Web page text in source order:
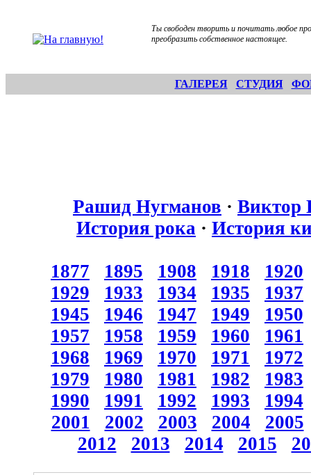
Ты свободен творить и почитать любое
преобразить собственное настоящее.
ГАЛЕРЕЯ СТУДИЯ
Рашид Нугманов · Виктор
История рока · История
1877 1895 1908 1918
1920
1929
1933 1934 1935
1937
1945
1946 1947 1949
1950
1957
1958 1959 1960
1961
1968
1969 1970 1971
1972
1979
1980 1981 1982
1983
1990
1991 1992 1993
1994
2001
2002 2003 2004
2005
2012
2013 2014 2015